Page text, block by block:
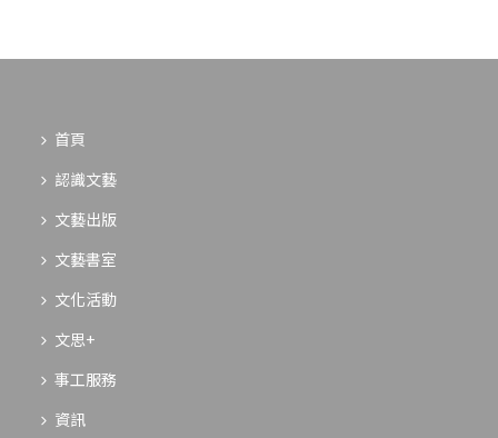
首頁
認識文藝
文藝出版
文藝書室
文化活動
文思+
事工服務
資訊